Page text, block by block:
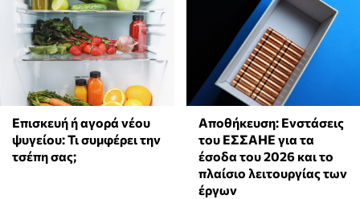
Επισκευή ή αγορά νέου
ψυγείου: Τι συμφέρει την
τσέπη σας;
Αποθήκευση: Ενστάσεις
του ΕΣΣΑΗΕ για τα
έσοδα του 2026 και το
πλαίσιο λειτουργίας των
έργων